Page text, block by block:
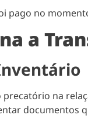
pago no
a
na
documentos